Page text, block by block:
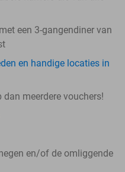
een 3-gangendiner van
en handige locaties in
meerdere vouchers!
en/of de omliggende